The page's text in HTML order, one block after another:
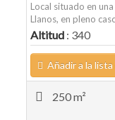
Local situado en
Llanos, en pleno
Altitud : 340
Añadir a la
250 m²